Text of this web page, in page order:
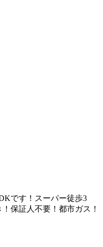
です！スーパー徒歩3
保証人不要！都市ガス！